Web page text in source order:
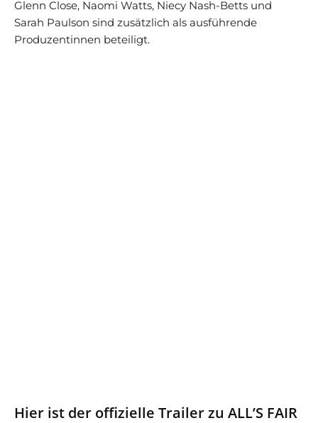
Glenn Close, Naomi Watts, Niecy Nash-Betts und
Sarah Paulson sind zusätzlich als ausführende
Produzentinnen beteiligt.
Hier ist der offizielle Trailer zu ALL’S FAIR